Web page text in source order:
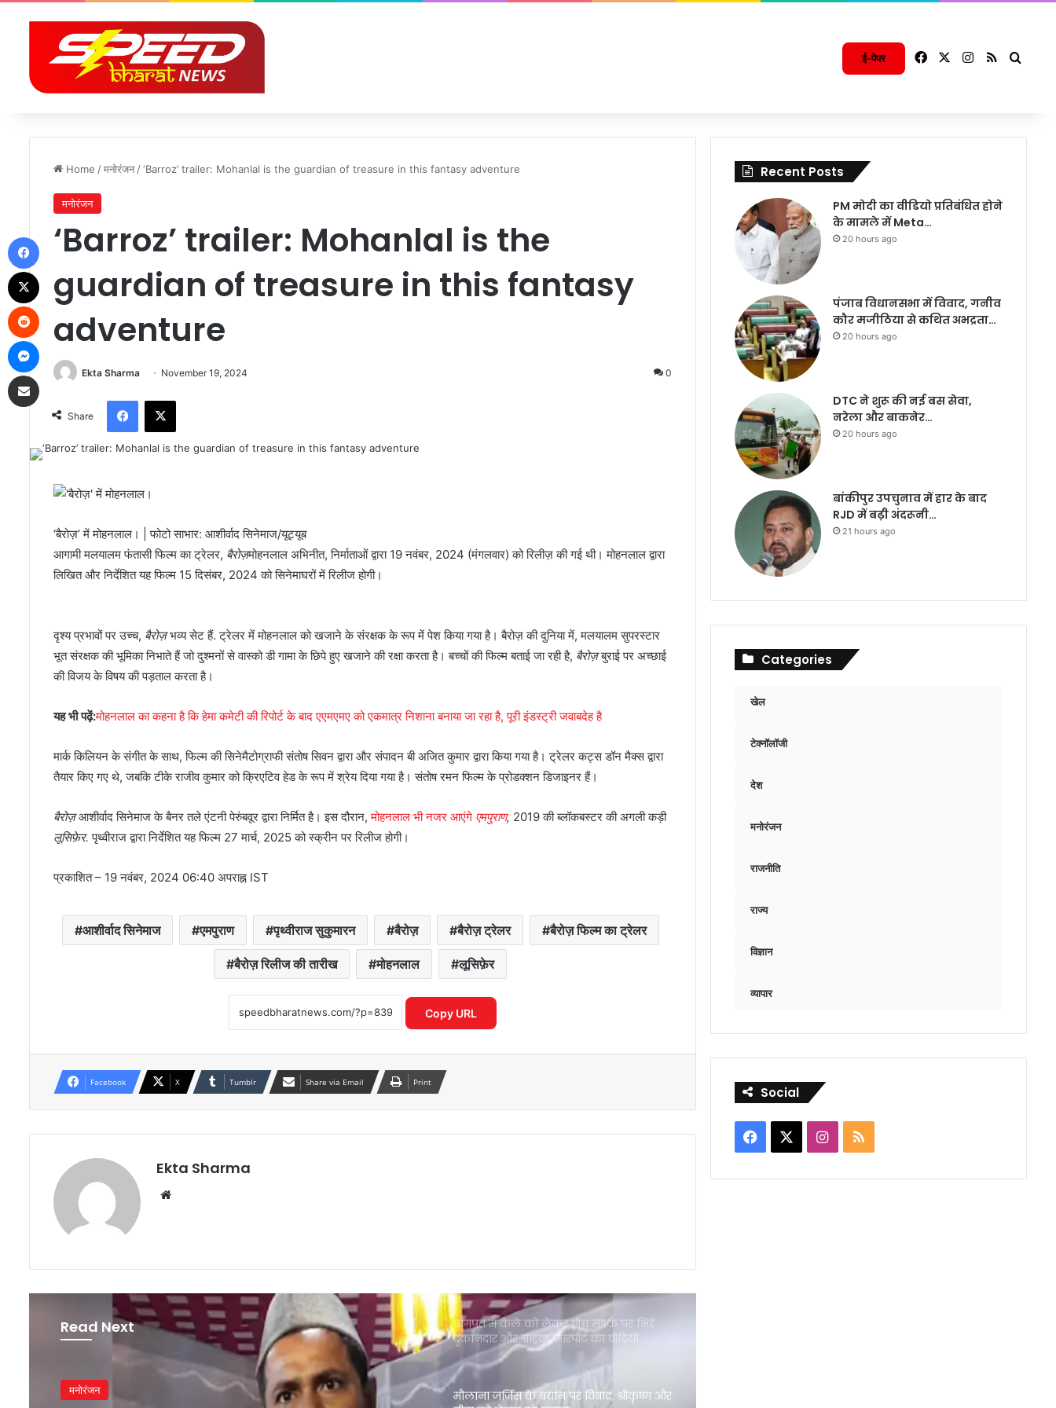
ई-पेपर FacebookInstagram
RSS
Home /मनोरंजन /‘Barroz’ trailer: Mohanlal is the guardian of treasure in this fantasy adventure
मनोरंजन
‘Barroz’ trailer: Mohanlal is the
guardian of treasure in this fantasy
adventure
Ekta Sharma November 19, 2024 0
Share
Facebook
X
‘बैरोज़’ में मोहनलाल। | फोटो साभार: आशीर्वाद सिनेमाज/यूट्यूब
आगामी मलयालम फंतासी फिल्म का ट्रेलर, बैरोज़मोहनलाल अभिनीत, निर्माताओं द्वारा 19 नवंबर, 2024 (मंगलवार) को रिलीज़ की गई थी। मोहनलाल द्वारा
लिखित और निर्देशित यह फिल्म 15 दिसंबर, 2024 को सिनेमाघरों में रिलीज होगी।
दृश्य प्रभावों पर उच्च, बैरोज़भव्य सेट हैं. ट्रेलर में मोहनलाल को खजाने के संरक्षक के रूप में पेश किया गया है। बैरोज़ की दुनिया में, मलयालम सुपरस्टार
भूत संरक्षक की भूमिका निभाते हैं जो दुश्मनों से वास्को डी गामा के छिपे हुए खजाने की रक्षा करता है। बच्चों की फिल्म बताई जा रही है, बैरोज़बुराई पर अच्छाई
की विजय के विषय की पड़ताल करता है।
यह भी पढ़ें:मोहनलाल का कहना है कि हेमा कमेटी की रिपोर्ट के बाद एएमएमए को एकमात्र निशाना बनाया जा रहा है, पूरी इंडस्ट्री जवाबदेह है
मार्क किलियन के संगीत के साथ, फिल्म की सिनेमैटोग्राफी संतोष सिवन द्वारा और संपादन बी अजित कुमार द्वारा किया गया है। ट्रेलर कट्स डॉन मैक्स द्वारा
तैयार किए गए थे, जबकि टीके राजीव कुमार को क्रिएटिव हेड के रूप में श्रेय दिया गया है। संतोष रमन फिल्म के प्रोडक्शन डिजाइनर हैं।
बैरोज़आशीर्वाद सिनेमाज के बैनर तले एंटनी पेरुंबवूर द्वारा निर्मित है। इस दौरान,मोहनलाल भी नजर आएंगे एमपुराण, 2019 की ब्लॉकबस्टर की अगली कड़ी
लूसिफ़ेर.पृथ्वीराज द्वारा निर्देशित यह फिल्म 27 मार्च, 2025 को स्क्रीन पर रिलीज होगी।
प्रकाशित– 19 नवंबर, 2024 06:40 अपराह्न IST
आशीर्वाद सिनेमाज एमपुराण पृथ्वीराज सुकुमारन बैरोज़ बैरोज़ ट्रेलर बैरोज़ फिल्म का ट्रेलर
बैरोज़ रिलीज की तारीख मोहनलाल लूसिफ़ेर
Copy URL
Facebook X Tumblr Share via Email Print
Ekta Sharma
Read Next
मनोरंजन
यमुना सफाई अभियान में उतरी सरकार, क्या
बदलेगी नदी की तस्वीर?
फीकी शुरुआत, पहले दिन कंगना रनौत की
₹370 की बिरयानी विवाद में बढ़ीं प्रणित मोरे-
जूझते परिवारों को बड़ी राहत दी
बागपत में केले को लेकर बीच सड़क पर भिड़े
दुकानदार और ग्राहक, मारपीट का वीडियो
वायरल
मौलाना जर्जिस के बयान पर विवाद, श्रीकृष्ण और
Recent Posts
PM मोदी का वीडियो प्रतिबंधित होने
के मामले में Meta…
20 hours ago
पंजाब विधानसभा में विवाद, गनीव
कौर मजीठिया से कथित अभद्रता…
20 hours ago
DTC ने शुरू की नई बस सेवा,
नरेला और बाकनेर…
20 hours ago
बांकीपुर उपचुनाव में हार के बाद
RJD में बढ़ी अंदरूनी…
21 hours ago
Categories
खेल
टेक्नॉलॉजी
देश
मनोरंजन
राजनीति
राज्य
विज्ञान
व्यापार
Social
Facebook Instagram
RSS
Facebook
Reddit
Messenger
Share via Email